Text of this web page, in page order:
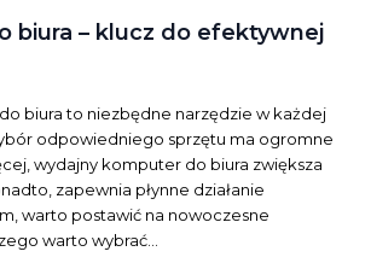
biura – klucz do efektywnej
biura to niezbędne narzędzie w każdej
odpowiedniego sprzętu ma ogromne
wydajny komputer do biura zwiększa
zapewnia płynne działanie
warto postawić na nowoczesne
warto wybrać…